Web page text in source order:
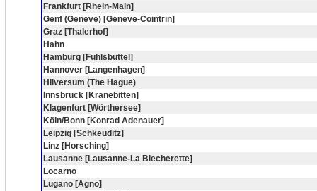
Frankfurt [Rhein-Main]
Genf (Geneve) [Geneve-Cointrin]
Graz [Thalerhof]
Hahn
Hamburg [Fuhlsbüttel]
Hannover [Langenhagen]
Hilversum (The Hague)
Innsbruck [Kranebitten]
Klagenfurt [Wörthersee]
Köln/Bonn [Konrad Adenauer]
Leipzig [Schkeuditz]
Linz [Horsching]
Lausanne [Lausanne-La Blecherette]
Locarno
Lugano [Agno]